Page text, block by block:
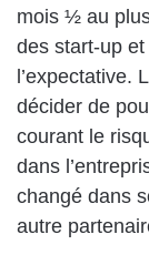
mois ½ au
des start-up
l’expectative.
décider de
courant le
dans
changé dans
autre